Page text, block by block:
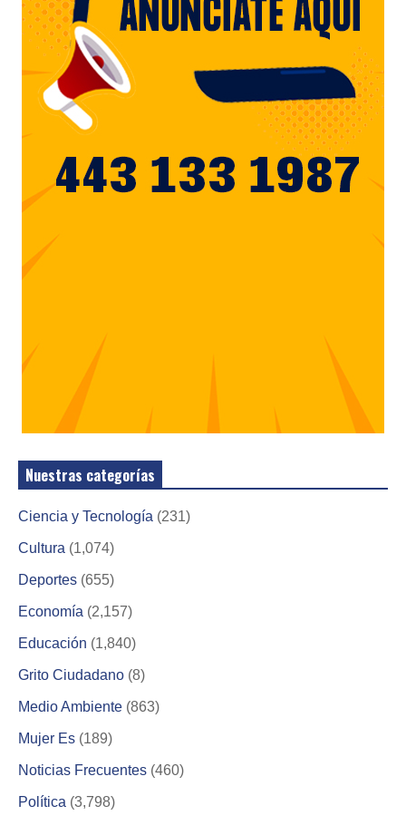
Nuestras categorías
Ciencia y Tecnología (231)
Cultura (1,074)
Deportes (655)
Economía (2,157)
Educación (1,840)
Grito Ciudadano (8)
Medio Ambiente (863)
Mujer Es (189)
Noticias Frecuentes (460)
Política (3,798)